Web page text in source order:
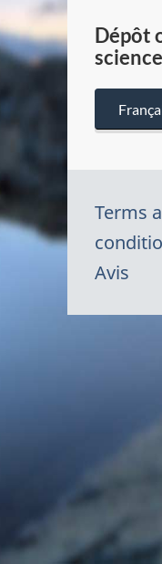
Dépôt
Terms
Avis